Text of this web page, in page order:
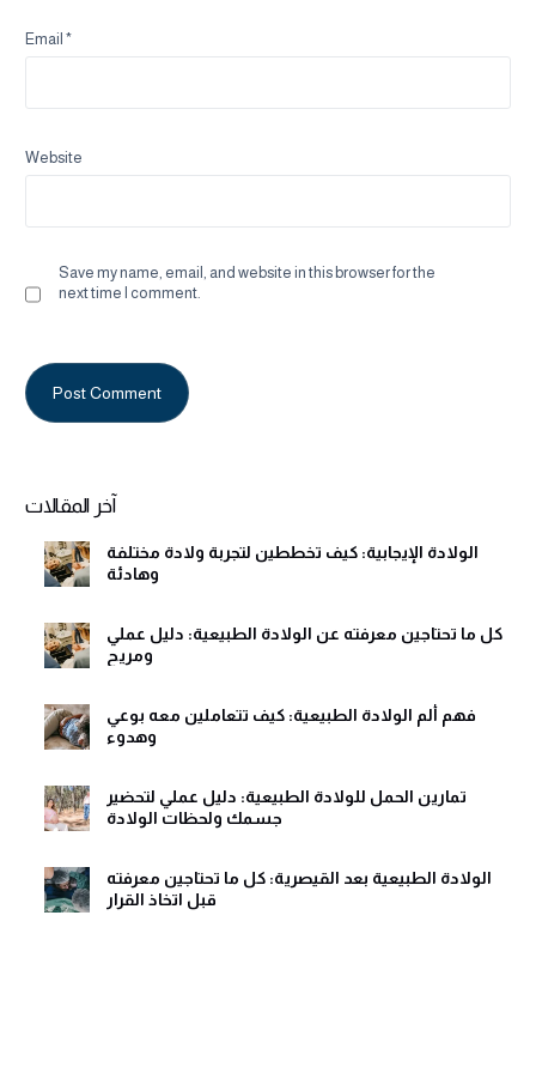
Email*
Website
Save my name, email, and website in this browser for the
next time I comment.
آخر المقالات
الولادة الإيجابية: كيف تخططين لتجربة ولادة مختلفة
وهادئة
كل ما تحتاجين معرفته عن الولادة الطبيعية: دليل عملي
ومريح
فهم ألم الولادة الطبيعية: كيف تتعاملين معه بوعي
وهدوء
تمارين الحمل للولادة الطبيعية: دليل عملي لتحضير
جسمك ولحظات الولادة
الولادة الطبيعية بعد القيصرية: كل ما تحتاجين معرفته
قبل اتخاذ القرار